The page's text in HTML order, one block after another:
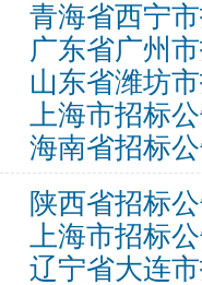
青海省西宁
广东省广州
山东省潍坊
上海市招标
海南省招标
陕西省招标
上海市招标
辽宁省大连